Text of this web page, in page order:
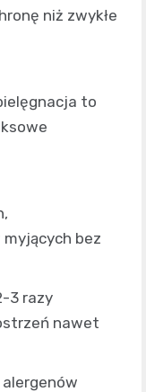
niż zwykłe
to
bez
3 razy
nawet